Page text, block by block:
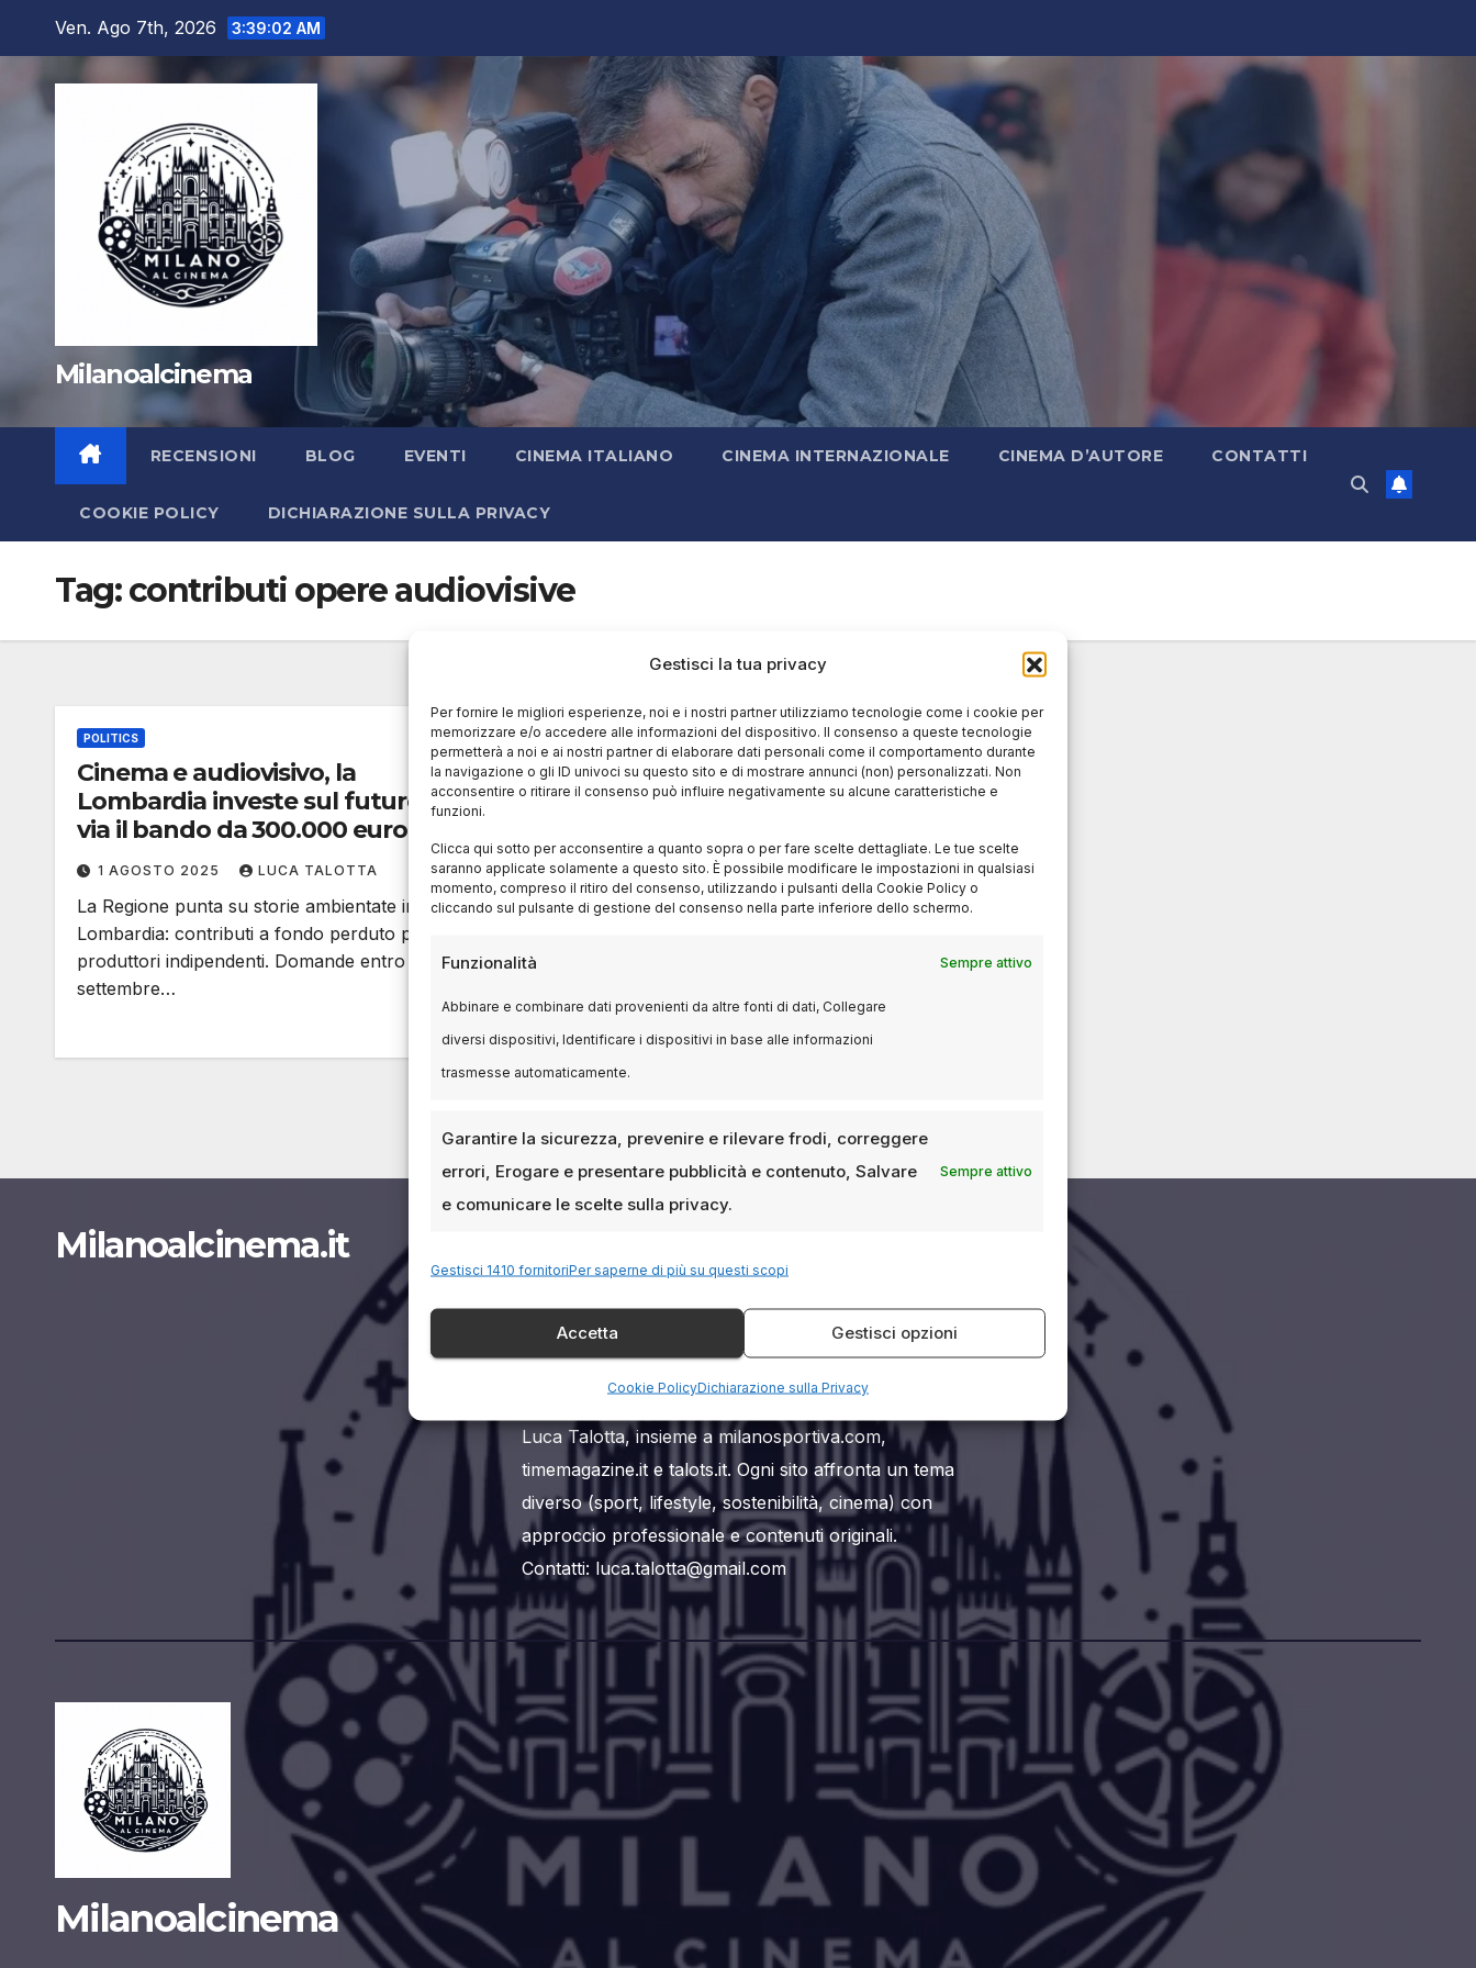
Gestisci la tua privacy
Per fornire le migliori esperienze, noi e i nostri partner utilizziamo tecnologie come i cookie per
memorizzare e/o accedere alle informazioni del dispositivo. Il consenso a queste tecnologie
permetterà a noi e ai nostri partner di elaborare dati personali come il comportamento durante
la navigazione o gli ID univoci su questo sito e di mostrare annunci (non) personalizzati. Non
acconsentire o ritirare il consenso può influire negativamente su alcune caratteristiche e
funzioni.
Clicca qui sotto per acconsentire a quanto sopra o per fare scelte dettagliate. Le tue scelte
saranno applicate solamente a questo sito. È possibile modificare le impostazioni in qualsiasi
momento, compreso il ritiro del consenso, utilizzando i pulsanti della Cookie Policy o
cliccando sul pulsante di gestione del consenso nella parte inferiore dello schermo.
Funzionalità Sempre attivo
Abbinare e combinare dati provenienti da altre fonti di dati, Collegare
diversi dispositivi, Identificare i dispositivi in base alle informazioni
trasmesse automaticamente.
Garantire la sicurezza, prevenire e rilevare frodi, correggere
errori, Erogare e presentare pubblicità e contenuto, Salvare
e comunicare le scelte sulla privacy.
Sempre attivo
Gestisci 1410 fornitoriPer saperne di più su questi scopi
Accetta Gestisci opzioni
Cookie PolicyDichiarazione sulla Privacy
contenuto
Ven. Ago 7th, 2026 3:39:03 AM
Milanoalcinema
RECENSIONI BLOG EVENTI CINEMA ITALIANO CINEMA INTERNAZIONALE CINEMA D’AUTORE CONTATTI
COOKIE POLICY DICHIARAZIONE SULLA PRIVACY
Tag:contributi opere audiovisive
POLITICS
Cinema e audiovisivo, la
Lombardia investe sul futuro: al
via il bando da 300.000 euro per
lo sviluppo di progetti legati al
territorio
1 AGOSTO 2025 LUCA TALOTTA
La Regione punta su storie ambientate in
Lombardia: contributi a fondo perduto per
produttori indipendenti. Domande entro il 30
settembre…
Milanoalcinema.it
al mondo del cinema a Milano. Si rivolge a un
pubblico amante del grande schermo, con un
occhio attento alla programmazione milanese, ma
e internazionale. È parte dell’ecosistema editoriale di
Luca Talotta, insieme a milanosportiva.com,
timemagazine.it e talots.it. Ogni sito affronta un tema
diverso (sport, lifestyle, sostenibilità, cinema) con
approccio professionale e contenuti originali.
Contatti: luca.talotta@gmail.com
Milanoalcinema